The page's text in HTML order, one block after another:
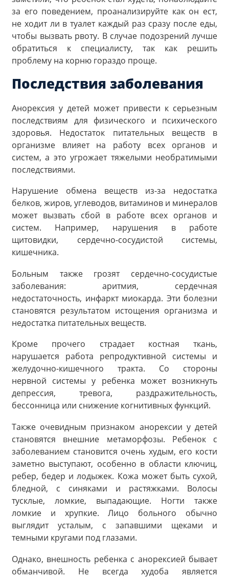
за его поведением, проанализируйте как он ест,
не ходит ли в туалет каждый раз сразу после еды,
чтобы вызвать рвоту. В случае подозрений лучше
обратиться к специалисту, так как решить
проблему на корню гораздо проще.
Последствия заболевания
Анорексия у детей может привести к серьезным
последствиям для физического и психического
здоровья. Недостаток питательных веществ в
организме влияет на работу всех органов и
систем, а это угрожает тяжелыми необратимыми
последствиями.
Нарушение обмена веществ из-за недостатка
белков, жиров, углеводов, витаминов и минералов
может вызвать сбой в работе всех органов и
систем. Например, нарушения в работе
щитовидки, сердечно-сосудистой системы,
кишечника.
Больным также грозят сердечно-сосудистые
заболевания: аритмия, сердечная
недостаточность, инфаркт миокарда. Эти болезни
становятся результатом истощения организма и
недостатка питательных веществ.
Кроме прочего страдает костная ткань,
нарушается работа репродуктивной системы и
желудочно-кишечного тракта. Со стороны
нервной системы у ребенка может возникнуть
депрессия, тревога, раздражительность,
бессонница или снижение когнитивных функций.
Также очевидным признаком анорексии у детей
становятся внешние метаморфозы. Ребенок с
заболеванием становится очень худым, его кости
заметно выступают, особенно в области ключиц,
ребер, бедер и лодыжек. Кожа может быть сухой,
бледной, с синяками и растяжками. Волосы
тусклые, ломкие, выпадающие. Ногти также
ломкие и хрупкие. Лицо больного обычно
выглядит усталым, с запавшими щеками и
темными кругами под глазами.
Однако, внешность ребенка с анорексией бывает
обманчивой. Не всегда худоба является